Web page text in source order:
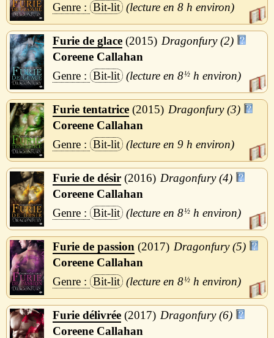
Bit-lit
8 h
Furie de glace 2015
Dragonfury (2)
Coreene Callahan
Bit-lit
8½ h
Furie tentatrice 2015
Dragonfury (3)
Coreene Callahan
Bit-lit
9 h
Furie de désir 2016
Dragonfury (4)
Coreene Callahan
Bit-lit
8½ h
Furie de passion 2017
Dragonfury (5)
Coreene Callahan
Bit-lit
8½ h
Furie délivrée 2017
Dragonfury (6)
Coreene Callahan